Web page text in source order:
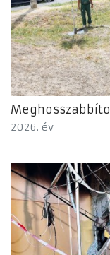
2026. év